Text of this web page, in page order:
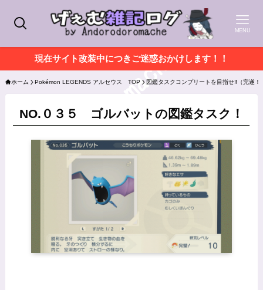
MENU
現在サイト改装中につきご迷惑おかけします！！
ホーム Pokémon LEGENDS アルセウス TOP 図鑑タスクコンプリートを目指せ‼（完遂！
NO.０３５ ゴルバットの図鑑タスク！